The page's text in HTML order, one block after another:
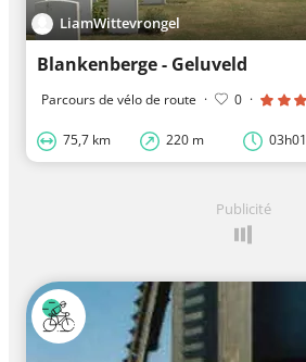
LiamWittevrongel
Blankenberge - Geluveld
Parcours de vélo de route · 0 ·
75,7 km 220 m 03h01
Publicité